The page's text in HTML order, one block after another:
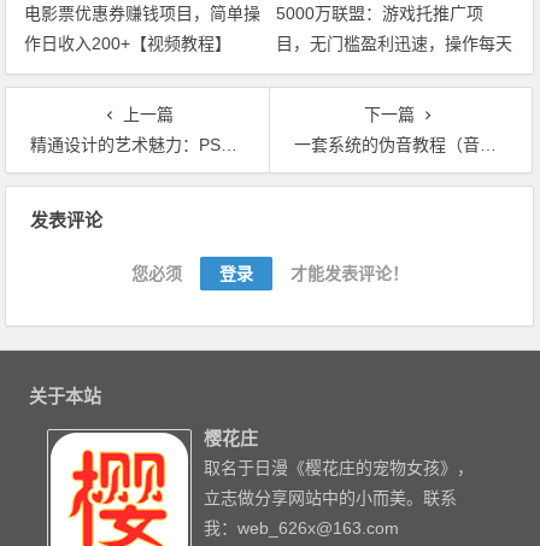
电影票优惠券赚钱项目，简单操
作日收入200+【视频教程】
5000万联盟：游戏托推广项
目，无门槛盈利迅速，操作每天
1000+收入【视频教程】
上一篇
精通设计的艺术魅力：PS字体设计 全62节视频课+源文件
下一篇
一套系统的伪音教程（音频+视频+文档 全9章节），抠脚大汉变萌妹子
发表评论
您必须 登录 才能发表评论！
关于本站
樱花庄
取名于日漫《樱花庄的宠物女孩》，
立志做分享网站中的小而美。联系
我：web_626x@163.com